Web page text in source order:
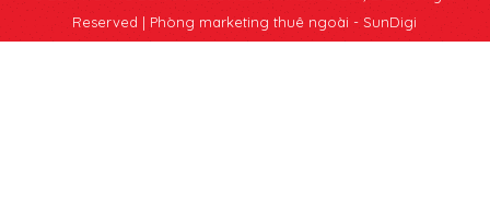
Reserved | Phòng marketing thuê ngoài - SunDigi